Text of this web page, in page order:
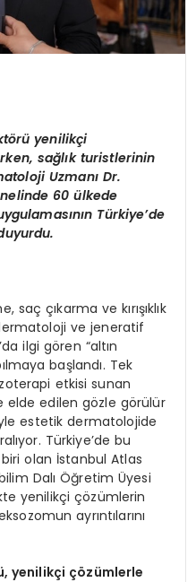
yenilikçi
sağlık turistlerinin
Uzmanı Dr.
60 ülkede
Türkiye’de
saç çıkarma ve kırışıklık
ve jeneratif
ilgi gören “altın
başlandı. Tek
etkisi sunan
elde edilen gözle görülür
estetik dermatolojide
Türkiye’de bu
olan İstanbul Atlas
Dalı Öğretim Üyesi
yenilikçi çözümlerin
ayrıntılarını
yenilikçi çözümlerle